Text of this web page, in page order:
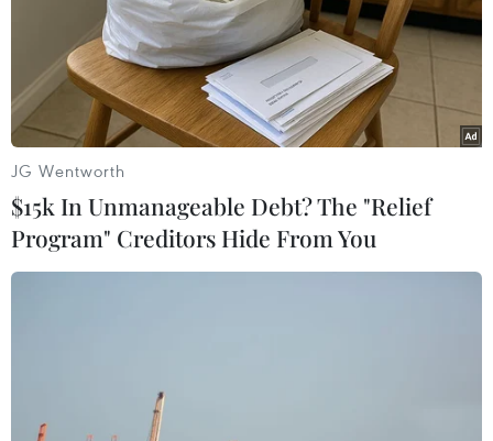
Câu chuyện ngày hôm nay về quan hệ Mỹ
và ASEAN
01/08/2018 00:30
JG Wentworth
$15k In Unmanageable Debt? The "Relief
Program" Creditors Hide From You